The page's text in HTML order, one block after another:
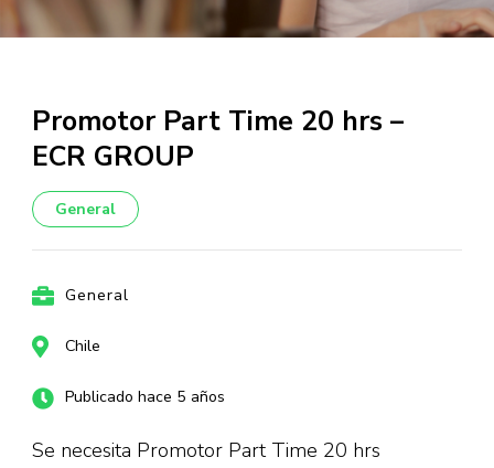
Promotor Part Time 20 hrs –
ECR GROUP
General
General
Chile
Publicado hace 5 años
Se necesita Promotor Part Time 20 hrs